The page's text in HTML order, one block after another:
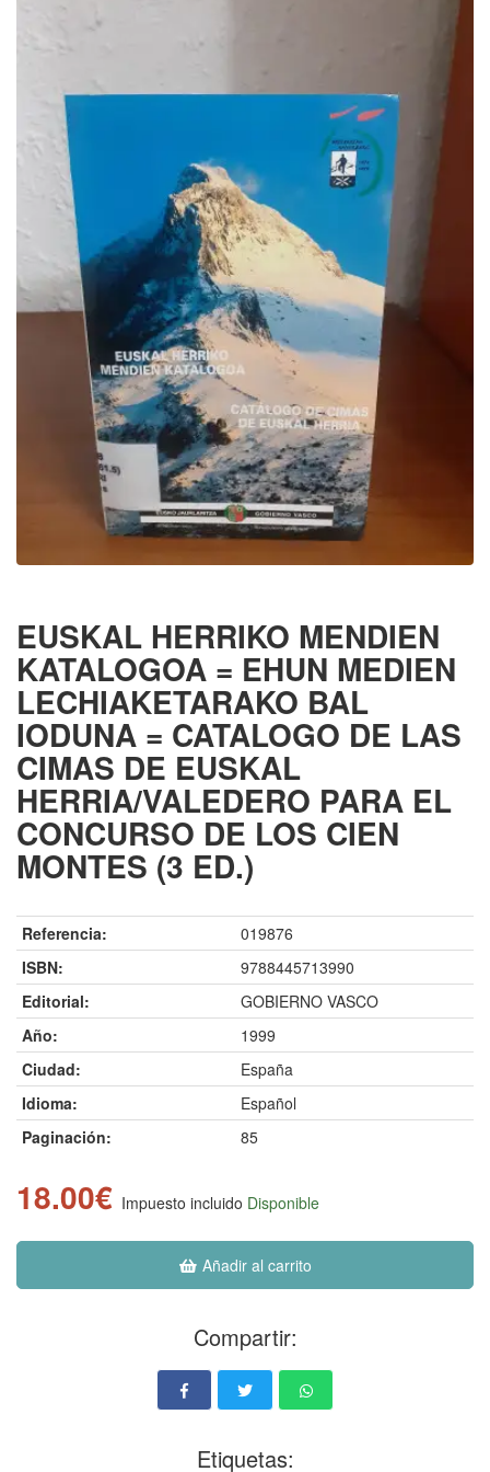
EUSKAL HERRIKO MENDIEN
KATALOGOA = EHUN MEDIEN
LECHIAKETARAKO BAL
IODUNA = CATALOGO DE LAS
CIMAS DE EUSKAL
HERRIA/VALEDERO PARA EL
CONCURSO DE LOS CIEN
MONTES (3 ED.)
Referencia:
019876
ISBN:
9788445713990
Editorial:
GOBIERNO VASCO
Año:
1999
Ciudad:
España
Idioma:
Español
Paginación:
85
18.00€ Impuesto incluido Disponible
Añadir al carrito
Compartir:
Etiquetas: